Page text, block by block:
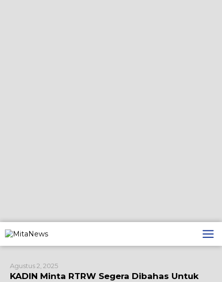
ke
konten
Agustus 2, 2025
KADIN Minta RTRW Segera Dibahas Untuk